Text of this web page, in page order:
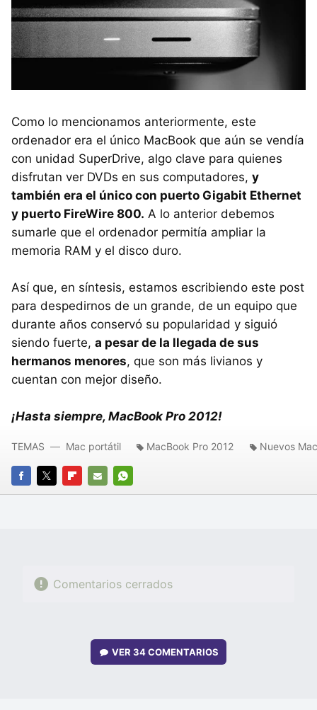
Como lo mencionamos anteriormente, este
ordenador era el único MacBook que aún se vendía
con unidad SuperDrive, algo clave para quienes
disfrutan ver DVDs en sus computadores, y
también era el único con puerto Gigabit Ethernet
y puerto FireWire 800. A lo anterior debemos
sumarle que el ordenador permitía ampliar la
memoria RAM y el disco duro.
Así que, en síntesis, estamos escribiendo este post
para despedirnos de un grande, de un equipo que
durante años conservó su popularidad y siguió
siendo fuerte, a pesar de la llegada de sus
hermanos menores, que son más livianos y
cuentan con mejor diseño.
¡Hasta siempre, MacBook Pro 2012!
FACEBOOK
TWITTERFLIPBOARD
E-
WHATSAPP
TEMAS Mac portátil MacBook Pro 2012 Nuevos
Comentarios cerrados
VER34 COMENTARIOS